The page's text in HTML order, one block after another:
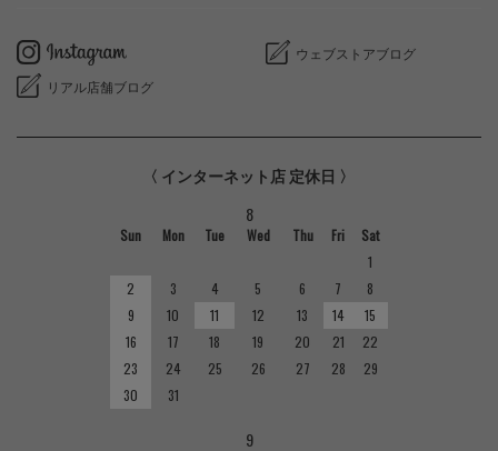
ウェブストアブログ
リアル店舗ブログ
〈 インターネット店 定休日 〉
8
Sun Mon Tue Wed Thu Fri
Sat
1
2
3 4 5 6 7
8
9
10 11 12 13 14
15
16
17 18 19 20 21
22
23
24 25 26 27 28
29
30
31
9